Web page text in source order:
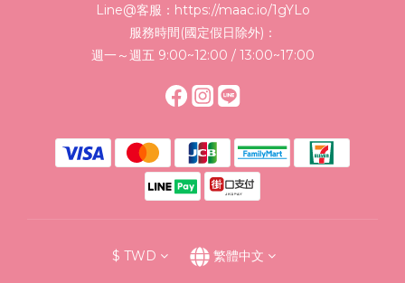
Line@客服： https://maac.io/1gYLo
服務時間(國定假日除外)：
週一～週五 9:00~12:00 / 13:00~17:00
$ TWD 繁體中文